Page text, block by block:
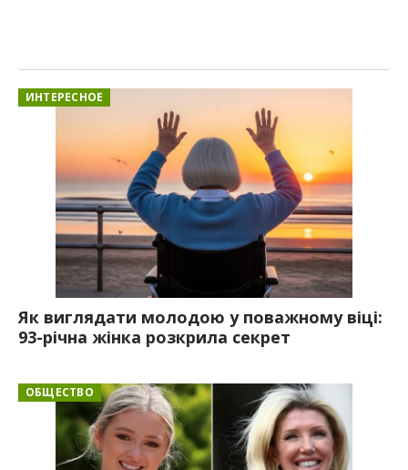
ИНТЕРЕСНОЕ
Як виглядати молодою у поважному віці:
93-річна жінка розкрила секрет
ОБЩЕСТВО